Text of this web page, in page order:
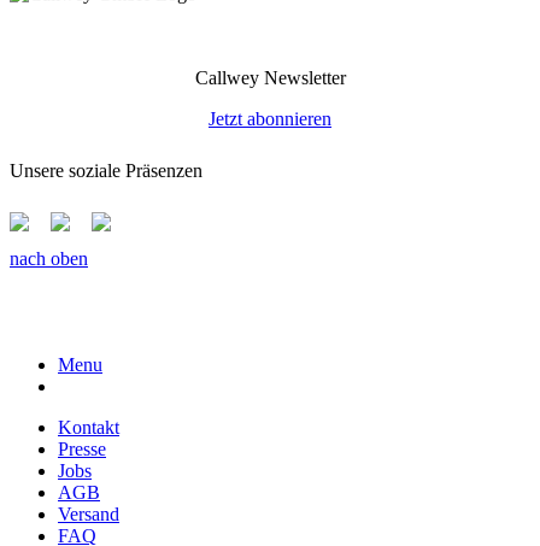
Callwey Newsletter
Jetzt abonnieren
Unsere soziale Präsenzen
nach oben
Menu
Kontakt
Presse
Jobs
AGB
Versand
FAQ